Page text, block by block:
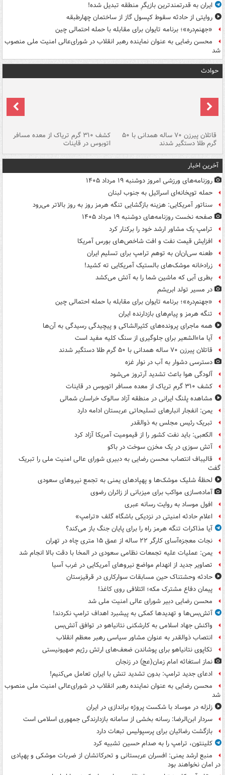
ایران به قدرتمندترین بازیگرِ منطقه تبدیل شده!
روایتی از حادثه سقوط کپسول گاز از ساختمان چهارطبقه
«جهنم‌دره»؛ برنامه تایوان برای مقابله با حمله احتمالی چین
محسن رضایی به عنوان نماینده رهبر انقلاب در شورای‌عالی امنیت ملی منصوب
شد
حوادث
قاتلان پیرزن ۷۰ ساله همدانی با ۵۰
گرم طلا دستگیر شدند
کشف ۳۱۰ گرم تریاک از معده مسافر
اتوبوس در قاینات
آخرین اخبار
روزنامه‌های ورزشی امروز دوشنبه ۱۹ مرداد ۱۴۰۵
حمله توپخانه‌ای اسرائیل به جنوب لبنان
سناتور آمریکایی: هزینه بازگشایی تنگه هرمز روز به روز بالاتر می‌رود
صفحه نخست روزنامه‌های دوشنبه ۱۹ مرداد ۱۴۰۵
ترامپ یک مشاور ارشد خود را برکنار کرد
افزایش قیمت نفت و افت شاخص‌های بورس آمریکا
طعنه سی‌ان‌ان به توهم ترامپ برای تسلیم ایران
زرادخانه موشک‌های بالستیک آمریکایی ته کشید!
بطری آبی که ماشین شما را به آتش می‌کشد
در مسیر تولد ابریشم
«جهنم‌دره»؛ برنامه تایوان برای مقابله با حمله احتمالی چین
تنگه هرمز و پیام‌های بازدارنده ایران
همه ماجرای پرونده‌های کثیرالشاکی و پیچیدگی رسیدگی به آن‌ها
آیا ماءالشعیر برای جلوگیری از سنگ کلیه مفید است
قاتلان پیرزن ۷۰ ساله همدانی با ۵۰ گرم طلا دستگیر شدند
دسترسی دشوار به آب در نوار غزه
آلودگی هوا باعث تشدید آرتروز می‌شود
کشف ۳۱۰ گرم تریاک از معده مسافر اتوبوس در قاینات
مشاهده پلنگ ایرانی در منطقه آزاد سالوک خراسان شمالی
یمن: انفجار انبارهای تسلیحاتی عربستان ادامه دارد
تبریک رئیس مجلس به ذوالقدر
الکعبی: باید نفت کشور را از قیمومیت آمریکا آزاد کرد
آتش سوزی در یک مخزن سوخت در باکو
قالیباف انتصاب محسن رضایی به دبیری شورای عالی امنیت ملی را تبریک
گفت
لحظۀ شلیک موشک‌ها و پهپادهای یمنی به تجمع نیروهای سعودی
آماده‌سازی مواکب برای میزبانی از زائران رضوی
افول موساد به روایت رسانه عبری
اعلام حادثه امنیتی در نزدیکی باشگاه گلف «ترامپ»
آیا مذاکرات تنگه هرمز راه را برای پایان جنگ باز می‌کند؟
نجات معجزه‌آسای کارگر ۲۲ ساله از عمق ۱۵ متری چاه در تهران
یمن: عملیات علیه تجمعات نظامی سعودی در المخا با دقت بالا انجام شد
تصاویر جدید از انهدام مواضع نیروهای آمریکایی در غرب آسیا
حادثه وحشتناک حین مسابقات سوارکاری در قرقیزستان
پیمان دفاع مشترک مکه؛ ائتلافی روی کاغذ!
محسن رضایی دبیر شورای عالی امنیت ملی شد
آتش‌بس‌ها و تهدیدها کمکی به پیشبرد اهداف ترامپ نکردند!
واکنش جهاد اسلامی به کارشکنی نتانیاهو در توافق آتش‌بس
انتصاب ذوالقدر به عنوان مشاور سیاسی رهبر معظم انقلاب
تکاپوی نتانیاهو برای پوشاندن ضعف‌های ارتش رژیم صهیونیستی
نماز استغاثه امام زمان(عج) در زنجان
ادعای جدید ترامپ: بدون تشدید تنش با ایران تعامل می‌کنیم!
محسن رضایی به عنوان نماینده رهبر انقلاب در شورای‌عالی امنیت ملی منصوب
شد
زلزله در موساد با شکست پروژه براندازی در ایران
سردار ابن‌الرضا: رسانه بخشی از سامانه بازدارندگی جمهوری اسلامی است
بازگشت رضائیان برای پرسپولیس تبعات دارد
کلینتون، ترامپ را به صدام حسین تشبیه کرد
منبع ارشد یمنی: افسران عربستانی و تحرکاتشان از ضربات موشکی و پهپادی
در امان نخواهند بود